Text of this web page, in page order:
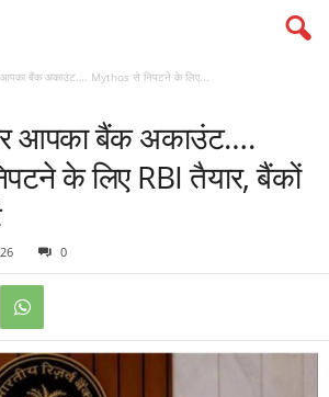
आपका बैंक अकाउंट…. Mythos से निपटने के लिए...
आपका बैंक अकाउंट….
के लिए RBI तैयार, बैंकों
0